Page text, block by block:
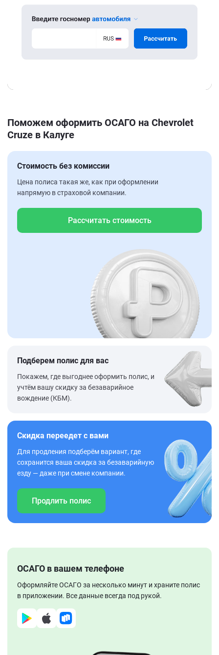
Поможем оформить ОСАГО на Chevrolet
Cruze в Калуге
Стоимость без комиссии
Цена полиса такая же, как при оформлении
напрямую в страховой компании.
Рассчитать стоимость
Подберем полис для вас
Покажем, где выгоднее оформить полис, и
учтём вашу скидку за безаварийное
вождение (КБМ).
Скидка переедет с вами
Для продления подберём вариант, где
сохранится ваша скидка за безаварийную
езду — даже при смене компании.
Продлить полис
ОСАГО в вашем телефоне
Оформляйте ОСАГО за несколько минут и храните полис
в приложении. Все данные всегда под рукой.